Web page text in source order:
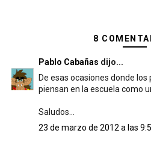
8
Pablo Cabañas dijo...
De esas ocasiones donde
piensan en la escuela como
Saludos...
23 de marzo de 2012 a las